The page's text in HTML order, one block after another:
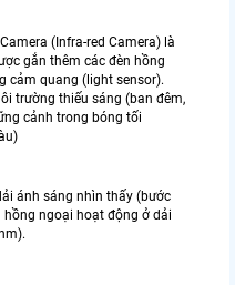
(Infra-red Camera) là
gắn thêm các đèn hồng
cảm quang (light sensor).
trường thiếu sáng (ban đêm,
cảnh trong bóng tối
ánh sáng nhìn thấy (bước
ngoại hoạt động ở dải